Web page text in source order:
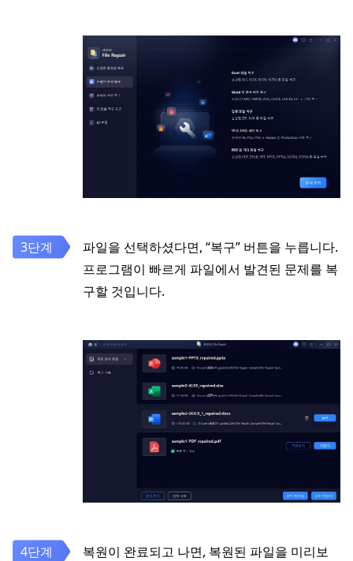
파일을 선택하셨다면, “복구” 버튼을 누릅니다.
프로그램이 빠르게 파일에서 발견된 문제를 복
구할 것입니다.
복원이 완료되고 나면, 복원된 파일을 미리보